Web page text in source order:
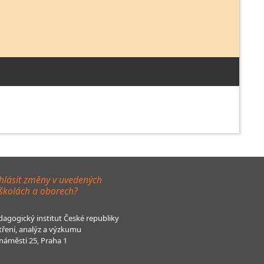
změny v uvedených
a oborech?
institut České republiky
analýz a výzkumu
25, Praha 1